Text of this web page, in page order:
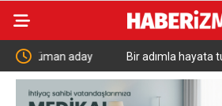
Bir adımla hayata tutundu,
çarparak can verdi